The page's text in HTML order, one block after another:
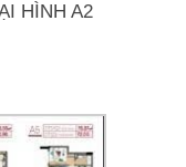
HÌNH A2